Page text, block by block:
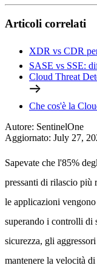
Articoli correlati
XDR vs CDR
SASE vs SSE:
Cloud Threat
Che cos'è la
Autore: SentinelOne
Aggiornato: July 27,
Sapevate che l'85%
pressanti di rilascio più
le applicazioni
superando i controlli di
sicurezza, gli
mantenere la velocità